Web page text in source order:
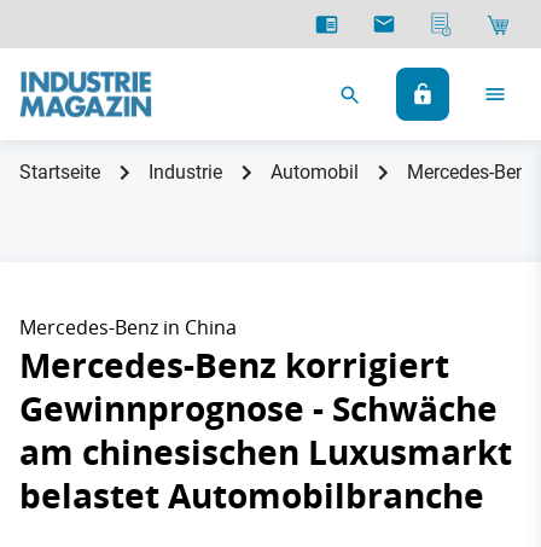
Startseite Industrie Automobil Mercedes-
Mercedes-Benz in China
Mercedes-Benz korrigiert
Gewinnprognose - Schwäche
am chinesischen Luxusmarkt
belastet Automobilbranche